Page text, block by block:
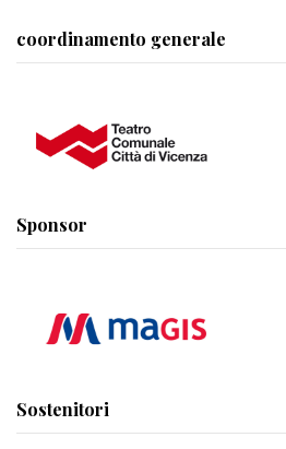
coordinamento generale
Sponsor
Sostenitori